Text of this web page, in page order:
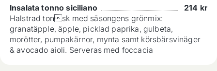
Insalata tonno siciliano
214 kr
Halstrad tonsk med säsongens grönmix:
granatäpple, äpple, picklad paprika, gulbeta,
morötter, pumpakärnor, mynta samt körsbärsvinäger
& avocado aioli. Serveras med foccacia